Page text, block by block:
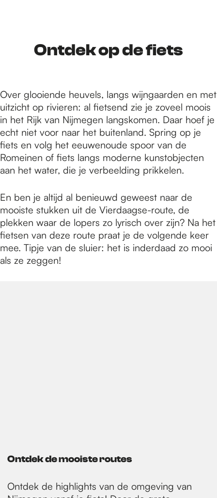
d
e
h
o
m
e
p
Ontdek op de fiets
Over glooiende heuvels, langs wijngaarden en met
uitzicht op rivieren: al fietsend zie je zoveel moois
in het Rijk van Nijmegen langskomen. Daar hoef je
echt niet voor naar het buitenland. Spring op je
fiets en volg het eeuwenoude spoor van de
Romeinen of fiets langs moderne kunstobjecten
aan het water, die je verbeelding prikkelen.
En ben je altijd al benieuwd geweest naar de
mooiste stukken uit de Vierdaagse-route, de
plekken waar de lopers zo lyrisch over zijn? Na het
fietsen van deze route praat je de volgende keer
mee. Tipje van de sluier: het is inderdaad zo mooi
als ze zeggen!
Ontdek de mooiste routes
Ontdek de highlights van de omgeving van